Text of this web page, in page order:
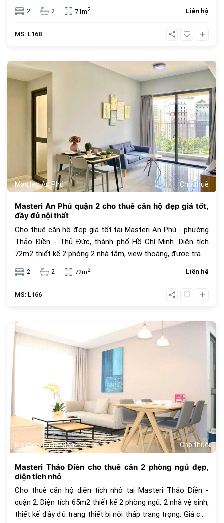
đầy đủ nội thất, gần ga Metro Thảo Điền. Giá chào thuê
20 triệu VNĐ, giá thuê chưa bao gồm thuế VAT, phí quản lí
và các tiện ích khác.
2 2 71m2 Liên hệ
MS: L168
Masteri An Phú Cho thuê
468
Masteri An Phú quận 2 cho thuê căn hộ đẹp giá tốt,
đầy đủ nội thất
Cho thuê căn hộ đẹp giá tốt tại Masteri An Phú - phường
Thảo Điền - Thủ Đức, thành phố Hồ Chí Minh. Diện tích
72m2 thiết kế 2 phòng 2 nhà tắm, view thoáng, được trang
bị đầy đủ nội thất, tiện ích miễn phí như hồ bơi, phòng
gym, BBQ,... Giá chào thuê 19 triệu VNĐ, giá thuê chưa bao
gồm thuế VAT, phí quản lí và các tiện ích khác.
2 2 72m2 Liên hệ
MS: L166
Masteri Thảo Điền Cho thuê
440
Masteri Thảo Điền cho thuê căn 2 phòng ngủ đẹp,
diện tích nhỏ
Cho thuê căn hộ diện tích nhỏ tại Masteri Thảo Điền -
quận 2. Diện tích 65m2 thiết kế 2 phòng ngủ, 2 nhà vệ sinh,
thiết kế đầy đủ trang thiết bị nội thấp trang trọng. Giá cho